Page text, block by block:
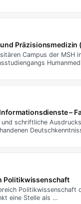
Präzisionsmedizin
Campus der
–
schriftliche
Politikwissenschaft
eine Stelle als …